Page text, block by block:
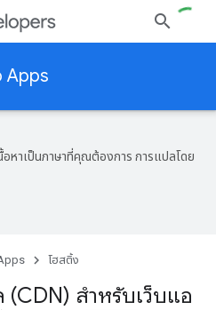
Apps
อหาเป็นภาษาที่คุณต้องการ การแปลโดย
โฮสติ้ง
(CDN) สำหรับเว็บแอ